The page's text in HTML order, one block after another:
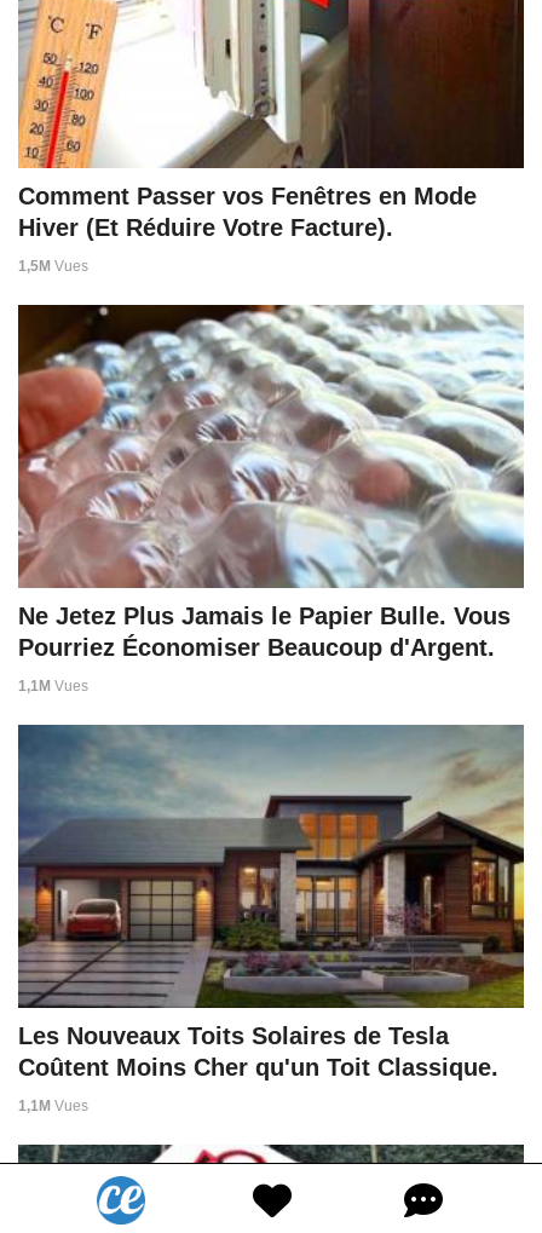
Comment Passer vos Fenêtres en Mode
Hiver (Et Réduire Votre Facture).
1,5M Vues
Ne Jetez Plus Jamais le Papier Bulle. Vous
Pourriez Économiser Beaucoup d'Argent.
1,1M Vues
Les Nouveaux Toits Solaires de Tesla
Coûtent Moins Cher qu'un Toit Classique.
1,1M Vues